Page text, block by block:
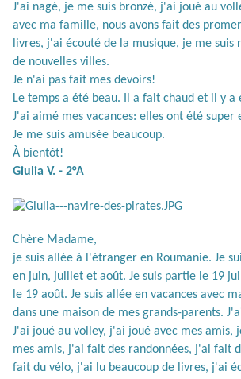
J'ai nagé, je me suis bronzé, j'ai joué au
avec ma famille, nous avons fait des
livres, j'ai écouté de la musique, je me suis
de nouvelles villes.
Je n'ai pas fait mes devoirs!
Le temps a été beau. Il a fait chaud et il y a
J'ai aimé mes vacances: elles ont été super
Je me suis amusée beaucoup.
À bientôt!
Giulia V. - 2°A
Chère Madame,
je suis allée à l'étranger en Roumanie. Je
en juin, juillet et août. Je suis partie le 19
le 19 août. Je suis allée en vacances avec
dans une maison de mes grands-parents.
J'ai joué au volley, j'ai joué avec mes amis,
mes amis, j'ai fait des randonnées, j'ai fait
fait du vélo, j'ai lu beaucoup de livres, j'ai